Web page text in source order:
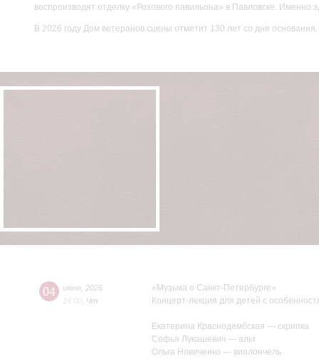
воспроизводят отделку «Розового павильона» в Павловске. Именно
В 2026 году Дом ветеранов сцены отметит 130 лет со дня основания.
04 июня 2026
14:00 Чт
«Музыка о Санкт-Петербурге»
Концерт-лекция для детей с
Екатерина Краснодембская — скрипка
Софья Лукашевич — альт
Ольга Новиченко — виолончель